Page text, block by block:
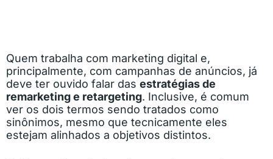
Quem trabalha com marketing digital e,
principalmente, com campanhas de anúncios, já
deve ter ouvido falar das estratégias de
remarketing e retargeting. Inclusive, é comum
ver os dois termos sendo tratados como
sinônimos, mesmo que tecnicamente eles
estejam alinhados a objetivos distintos.